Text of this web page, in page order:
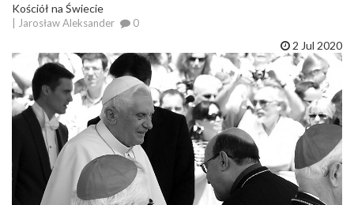
Kościół na Świecie
| Jarosław Aleksander 0
2 Jul 2020